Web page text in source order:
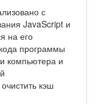
с
JavaScript и
на его
программы
компьютера и
кэш